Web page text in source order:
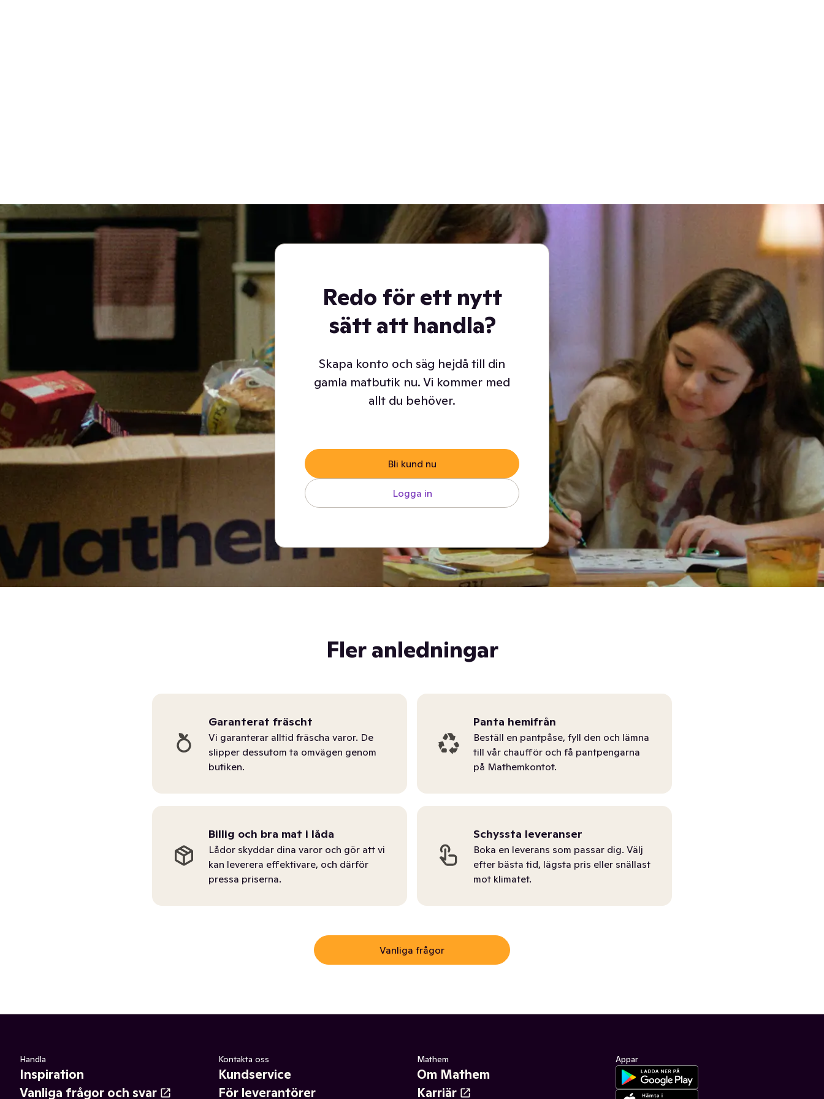
Redo för ett nytt
sätt att handla?
Skapa konto och säg hejdå till din
gamla matbutik nu. Vi kommer med
allt du behöver.
Bli kund nu
Logga in
Fler anledningar
Garanterat fräscht
Vi garanterar alltid fräscha varor. De
slipper dessutom ta omvägen genom
butiken.
Panta hemifrån
Beställ en pantpåse, fyll den och lämna
till vår chaufför och få pantpengarna
på Mathemkontot.
Billig och bra mat i låda
Lådor skyddar dina varor och gör att vi
kan leverera effektivare, och därför
pressa priserna.
Schyssta leveranser
Boka en leverans som passar dig. Välj
efter bästa tid, lägsta pris eller snällast
mot klimatet.
Vanliga frågor
Handla
Inspiration
Vanliga frågor och svar
Kontakta oss
Kundservice
För leverantörer
Mathem
Om Mathem
Karriär
Appar